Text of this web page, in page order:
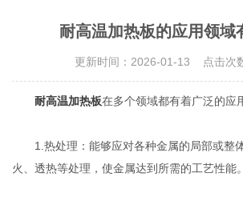
耐高温加热板的应用领域
更新时间：2026-01-13 点击次
耐高温加热板在多个领域都有着广泛的应
1.热处理：能够应对各种金属的局部或整
火、透热等处理，使金属达到所需的工艺性能。